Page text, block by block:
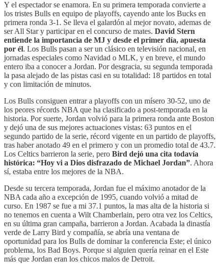
Y el espectador se enamora. En su primera temporada convierte a
los tristes Bulls en equipo de playoffs, cayendo ante los Bucks en
primera ronda 3-1. Se lleva el galardón al mejor novato, ademas de
ser All Star y participar en el concurso de mates. David Stern
entiende la importancia de MJ y desde el primer día, apuesta
por él. Los Bulls pasan a ser un clásico en televisión nacional, en
jornadas especiales como Navidad o MLK, y en breve, el mundo
entero iba a conocer a Jordan. Por desgracia, su segunda temporada
la pasa alejado de las pistas casi en su totalidad: 18 partidos en total
y con limitación de minutos.
Los Bulls consiguen entrar a playoffs con un mísero 30-52, uno de
los peores récords NBA que ha clasificado a post-temporada en la
historia. Por suerte, Jordan volvió para la primera ronda ante Boston
y dejó una de sus mejores actuaciones vistas: 63 puntos en el
segundo partido de la serie, récord vigente en un partido de playoffs,
tras haber anotado 49 en el primero y con un promedio total de 43.7.
Los Celtics barrieron la serie, pero Bird dejó una cita todavía
histórica: “Hoy vi a Dios disfrazado de Michael Jordan”. Ahora
sí, estaba entre los mejores de la NBA.
Desde su tercera temporada, Jordan fue el máximo anotador de la
NBA cada año a excepción de 1995, cuando volvió a mitad de
curso. En 1987 se fue a mi 37.1 puntos, la mas alta de la historia si
no tenemos en cuenta a Wilt Chamberlain, pero otra vez los Celtics,
en su última gran campaña, barrieron a Jordan. Acabada la dinastía
verde de Larry Bird y compañía, se abría una ventana de
oportunidad para los Bulls de dominar la conferencia Este; el único
problema, los Bad Boys. Porque si alguien quería reinar en el Este
más que Jordan eran los chicos malos de Detroit.